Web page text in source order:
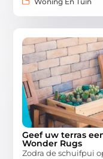
Geef uw terras
Wonder Rugs
Zodra de schuifpui